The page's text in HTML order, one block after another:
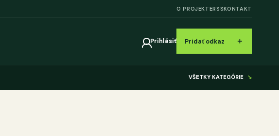
O PROJEKTERSSKONTAKT
Prihlásiť Pridať odkaz ＋
VŠETKY KATEGÓRIE ↘